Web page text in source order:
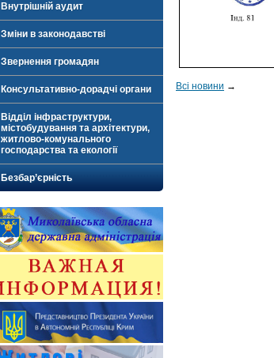
Внутрішній аудит
Зміни в законодавстві
Звернення громадян
Консультативно-дорадчі органи
Відділ інфраструктури,
містобудування та архітектури,
житлово-комунального
господарства та екології
Безбар’єрність
Всі новини →